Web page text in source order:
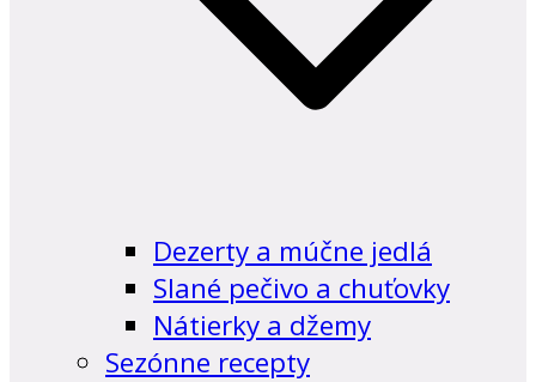
Dezerty a múčne jedlá
Slané pečivo a chuťovky
Nátierky a džemy
Sezónne recepty